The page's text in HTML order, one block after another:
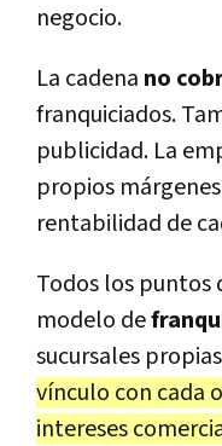
negocio.
La cadena no
franquiciados.
publicidad. La
propios
rentabilidad de
Todos los puntos
modelo de
sucursales
vínculo con cada
intereses